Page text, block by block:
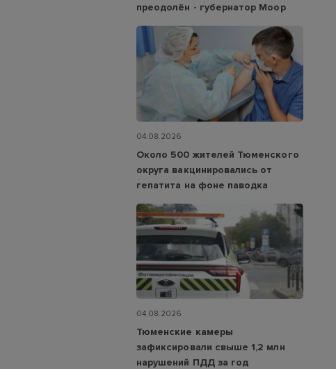
преодолён - губернатор Моор
04.08.2026
Около 500 жителей Тюменского
округа вакцинировались от
гепатита на фоне паводка
04.08.2026
Тюменские камеры
зафиксировали свыше 1,2 млн
нарушений ПДД за год